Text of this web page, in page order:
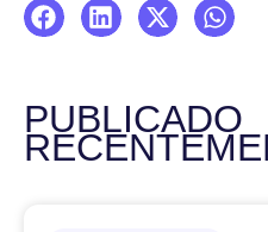
PUBLICADO